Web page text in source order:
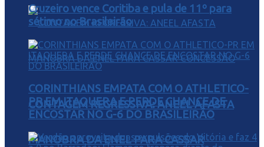
CONTAGEM REGRESSIVA: ANEEL AFASTA
MANOBRA DA ENEL PARA CASSAR
Cruzeiro vence Coritiba e pula de 11º para
sétimo no Brasileirão
CORINTHIANS EMPATA COM O ATHLETICO-
PR EM ITAQUERA E PERDE CHANCE DE
ENCOSTAR NO G-6 DO BRASILEIRÃO